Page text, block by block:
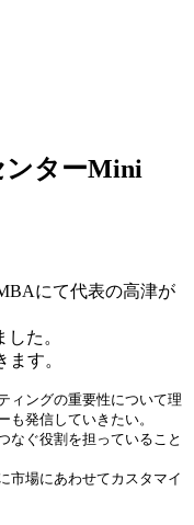
ンターMini
にて代表の高津が
た。
す。
ィングの重要性について理
発信していきたい。
なぐ役割を担っていること
市場にあわせてカスタマイ